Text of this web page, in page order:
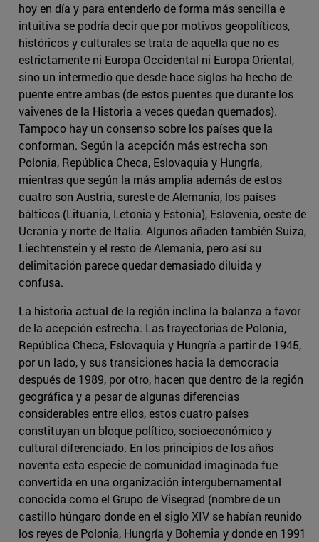
hoy en día y para entenderlo de forma más sencilla e
intuitiva se podría decir que por motivos geopolíticos,
históricos y culturales se trata de aquella que no es
estrictamente ni Europa Occidental ni Europa Oriental,
sino un intermedio que desde hace siglos ha hecho de
puente entre ambas (de estos puentes que durante los
vaivenes de la Historia a veces quedan quemados).
Tampoco hay un consenso sobre los países que la
conforman. Según la acepción más estrecha son
Polonia, República Checa, Eslovaquia y Hungría,
mientras que según la más amplia además de estos
cuatro son Austria, sureste de Alemania, los países
bálticos (Lituania, Letonia y Estonia), Eslovenia, oeste de
Ucrania y norte de Italia. Algunos añaden también Suiza,
Liechtenstein y el resto de Alemania, pero así su
delimitación parece quedar demasiado diluida y
confusa.
La historia actual de la región inclina la balanza a favor
de la acepción estrecha. Las trayectorias de Polonia,
República Checa, Eslovaquia y Hungría a partir de 1945,
por un lado, y sus transiciones hacia la democracia
después de 1989, por otro, hacen que dentro de la región
geográfica y a pesar de algunas diferencias
considerables entre ellos, estos cuatro países
constituyan un bloque político, socioeconómico y
cultural diferenciado. En los principios de los años
noventa esta especie de comunidad imaginada fue
convertida en una organización intergubernamental
conocida como el Grupo de Visegrad (nombre de un
castillo húngaro donde en el siglo XIV se habían reunido
los reyes de Polonia, Hungría y Bohemia y donde en 1991